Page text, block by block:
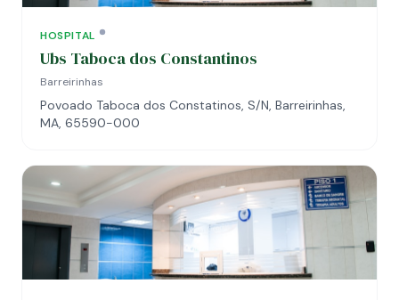
HOSPITAL
Ubs Taboca dos Constantinos
Barreirinhas
Povoado Taboca dos Constatinos, S/N, Barreirinhas,
MA, 65590-000